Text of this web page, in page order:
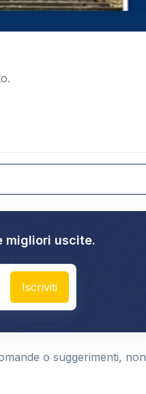
migliori uscite.
Iscriviti
o suggerimenti, non